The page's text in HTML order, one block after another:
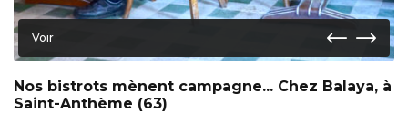
Voir
Nos bistrots mènent campagne... Chez Balaya, à
Saint-Anthème (63)